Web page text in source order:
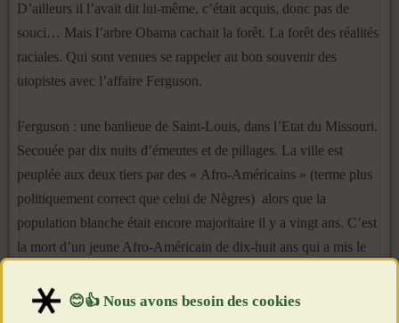
D’ailleurs il l’avait dit lui-même, c’était acquis, donc pas de
souci… Mais l’arbre Obama cachait la forêt. La forêt des réalités
raciales. Qui sont venues se rappeler au bon souvenir des
utopistes avec l’affaire Ferguson.
Ferguson : une banlieue de Saint-Louis, dans l’Etat du Missouri.
Secouée par dix nuits d’émeutes et de pillages. La ville est
peuplée aux deux tiers par des « Afro-Américains » (terme plus
politiquement correct que celui de Nègres) alors que la
population blanche était encore majoritaire il y a vingt ans. C’est
la mort d’un jeune Afro-Américain de dix-huit ans qui a mis le
avoir volé dans une boutique dont il avait menacé le vendeur.
D’où déclenchement d’une insurrection. Schéma classique (aussi